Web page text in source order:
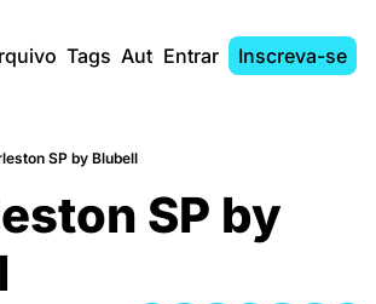
Tags AutoresEntrar Inscreva-se
SP by Blubell
SP by